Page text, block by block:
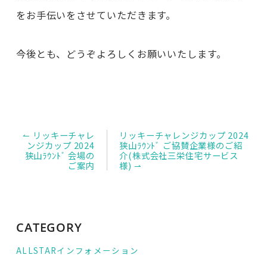
をお手伝いをさせていただきます。
今後とも、どうぞよろしくお願いいたします。
投
稿
ナ
ビ
↼ リッキーチャレ
ンジカップ 2024
狭山ﾗｳﾝﾄﾞ 会場の
ご案内
リッキーチャレンジカップ 2024
狭山ﾗｳﾝﾄﾞ ご協賛企業様のご紹
介(株式会社三栄住宅サービス
様) ⇀
CATEGORY
ALLSTARインフォメーション